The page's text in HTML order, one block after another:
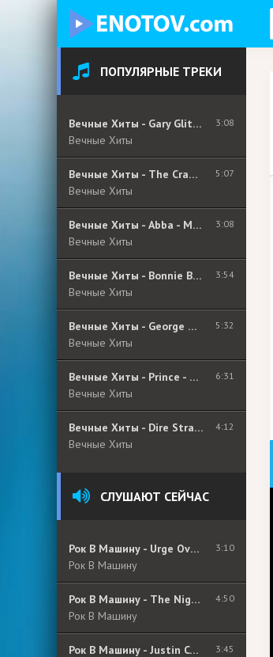
ПОПУЛЯРНЫЕ ТРЕКИ
Вечные Хиты - Gary Glitter - I Love You Love Me Love
Вечные Хиты
3:08
Вечные Хиты - The Cranberries - Zombie (Album Version)
Вечные Хиты
5:07
Вечные Хиты - Abba - Money Money Money
Вечные Хиты
3:08
Вечные Хиты - Bonnie Bianco & Pierre Cosso - Stay
Вечные Хиты
3:54
Вечные Хиты - George Michael - Older
Вечные Хиты
5:32
Вечные Хиты - Prince - Purple Rain
Вечные Хиты
6:31
Вечные Хиты - Dire Straits - Walk Of Life
Вечные Хиты
4:12
СЛУШАЮТ СЕЙЧАС
Рок В Машину - Urge Overkill - Girl, You&#039;ll Be A Woman Soon
Рок В Машину
3:10
Рок В Машину - The Night Flight Orchestra - Sad State Of Affairs
Рок В Машину
4:50
Рок В Машину - Justin Cordle - Separate
3:45